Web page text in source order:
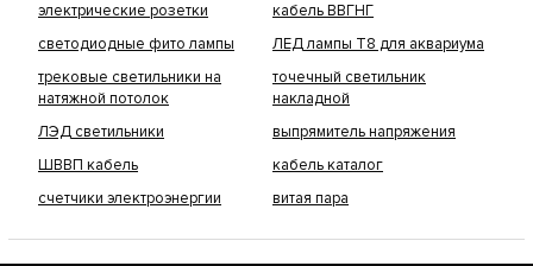
электрические розетки
кабель ВВГНГ
светодиодные фито лампы
ЛЕД лампы Т8 для аквариума
трековые светильники на
натяжной потолок
точечный светильник
накладной
ЛЭД светильники
выпрямитель напряжения
ШВВП кабель
кабель каталог
счетчики электроэнергии
витая пара